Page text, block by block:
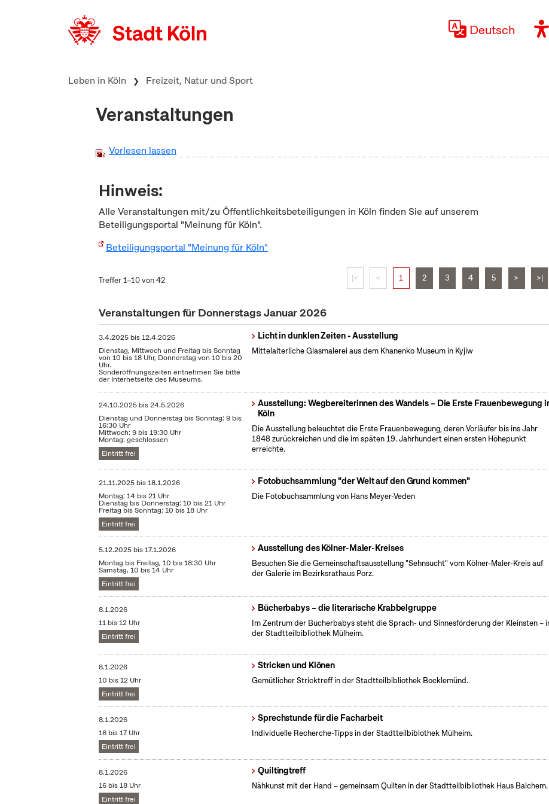
Deutsch
Leben in Köln Freizeit, Natur und Sport
Veranstaltungen
Vorlesen lassen
Hinweis:
Alle Veranstaltungen mit/zu Öffentlichkeitsbeteiligungen in Köln finden Sie auf unserem
Beteiligungsportal "Meinung für Köln".
Beteiligungsportal "Meinung für Köln"
Treffer 1–10 von 42 |< < 1 2 3 4 5 > >|
Veranstaltungen für Donnerstags Januar 2026
3.4.2025 bis12.4.2026
Dienstag, Mittwoch und Freitag bis Sonntag
von 10 bis 18 Uhr, Donnerstag von 10 bis 20
Uhr.
Sonderöffnungszeiten entnehmen Sie bitte
der Internetseite des Museums.
Licht in dunklen Zeiten - Ausstellung
Mittelalterliche Glasmalerei aus dem Khanenko Museum in Kyjiw
24.10.2025 bis24.5.2026
Dienstag und Donnerstag bis Sonntag: 9 bis
16:30 Uhr
Mittwoch: 9 bis 19:30 Uhr
Montag: geschlossen
Eintritt frei
Ausstellung: Wegbereiterinnen des Wandels – Die Erste Frauenbewegung
Köln
Die Ausstellung beleuchtet die Erste Frauenbewegung, deren Vorläufer bis ins Jahr
1848 zurückreichen und die im späten 19. Jahrhundert einen ersten Höhepunkt
erreichte.
21.11.2025 bis18.1.2026
Montag: 14 bis 21 Uhr
Dienstag bis Donnerstag: 10 bis 21 Uhr
Freitag bis Sonntag: 10 bis 18 Uhr
Eintritt frei
Fotobuchsammlung "der Welt auf den Grund kommen"
Die Fotobuchsammlung von Hans Meyer-Veden
5.12.2025 bis17.1.2026
Montag bis Freitag, 10 bis 18:30 Uhr
Samstag, 10 bis 14 Uhr
Eintritt frei
Ausstellung des Kölner-Maler-Kreises
Besuchen Sie die Gemeinschaftsausstellung "Sehnsucht" vom Kölner-Maler-Kreis auf
der Galerie im Bezirksrathaus Porz.
8.1.2026
11 bis 12 Uhr
Eintritt frei
Bücherbabys – die literarische Krabbelgruppe
Im Zentrum der Bücherbabys steht die Sprach- und Sinnesförderung der Kleinsten –
der Stadtteilbibliothek Mülheim.
8.1.2026
10 bis 12 Uhr
Eintritt frei
Stricken und Klönen
Gemütlicher Stricktreff in der Stadtteilbibliothek Bocklemünd.
8.1.2026
16 bis 17 Uhr
Eintritt frei
Sprechstunde für die Facharbeit
Individuelle Recherche-Tipps in der Stadtteilbiblothek Mülheim.
8.1.2026
16 bis 18 Uhr
Eintritt frei
Quiltingtreff
Nähkunst mit der Hand – gemeinsam Quilten in der Stadtteilbibliothek Haus Balchem.